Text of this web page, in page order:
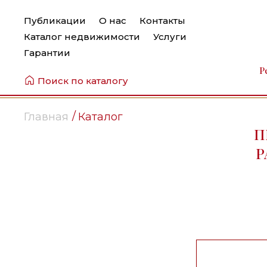
Публикации О нас
Контакты
Каталог недвижимости
Услуги
Гарантии
Поиск по каталогу
Главная Каталог